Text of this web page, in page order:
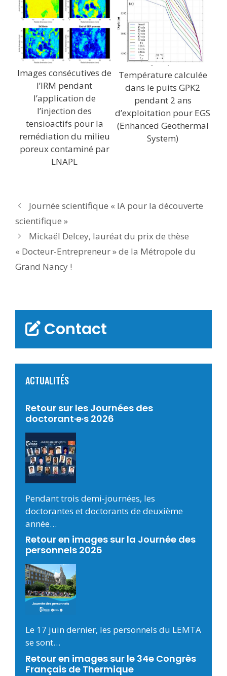
Images consécutives de
l’IRM pendant
l’application de
l’injection des
tensioactifs pour la
remédiation du milieu
poreux contaminé par
LNAPL
Température calculée
dans le puits GPK2
pendant 2 ans
d’exploitation pour EGS
(Enhanced Geothermal
System)
Journée scientifique « IA pour la découverte
scientifique »
Mickaël Delcey, lauréat du prix de thèse
« Docteur-Entrepreneur » de la Métropole du
Grand Nancy !
Contact
ACTUALITÉS
Retour sur les Journées des
doctorant·e·s 2026
Pendant trois demi-journées, les
doctorantes et doctorants de deuxième
année…
Retour en images sur la Journée des
personnels 2026
Le 17 juin dernier, les personnels du LEMTA
se sont…
Retour en images sur le 34e Congrès
Français de Thermique